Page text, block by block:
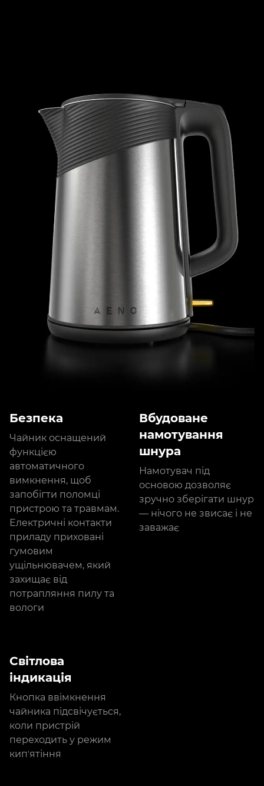
Безпека
Чайник оснащений
функцією
автоматичного
вимкнення, щоб
запобігти поломці
пристрою та травмам.
Електричні контакти
приладу приховані
гумовим
ущільнювачем, який
захищає від
потрапляння пилу та
вологи
Вбудоване
намотування
шнура
Намотувач під
основою дозволяє
зручно зберігати шнур
— нічого не звисає і не
заважає
Світлова
індикація
Кнопка ввімкнення
чайника підсвічується,
коли пристрій
переходить у режим
кипʼятіння